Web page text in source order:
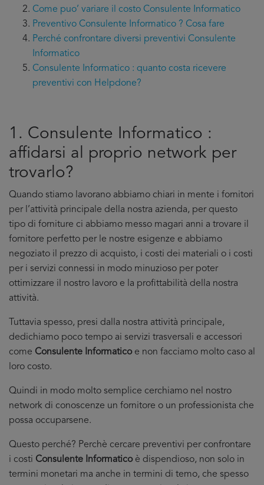
Come puo’ variare il costo Consulente Informatico
Preventivo Consulente Informatico ? Cosa fare
Perché confrontare diversi preventivi Consulente
Informatico
Consulente Informatico : quanto costa ricevere
preventivi con Helpdone?
1. Consulente Informatico :
affidarsi al proprio network per
trovarlo?
Quando stiamo lavorano abbiamo chiari in mente i fornitori
per l’attività principale della nostra azienda, per questo
tipo di forniture ci abbiamo messo magari anni a trovare il
fornitore perfetto per le nostre esigenze e abbiamo
negoziato il prezzo di acquisto, i costi dei materiali o i costi
per i servizi connessi in modo minuzioso per poter
ottimizzare il nostro lavoro e la profittabilità della nostra
attività.
Tuttavia spesso, presi dalla nostra attività principale,
dedichiamo poco tempo ai servizi trasversali e accessori
come Consulente Informatico e non facciamo molto caso al
loro costo.
Quindi in modo molto semplice cerchiamo nel nostro
network di conoscenze un fornitore o un professionista che
possa occuparsene.
Questo perché? Perchè cercare preventivi per confrontare
i costi Consulente Informatico è dispendioso, non solo in
termini monetari ma anche in termini di temo, che spesso